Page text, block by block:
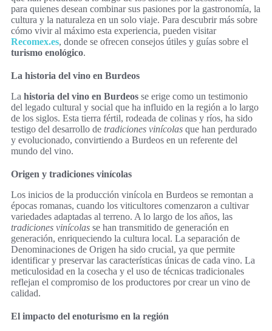
para quienes desean combinar sus pasiones por la gastronomía, la
cultura y la naturaleza en un solo viaje. Para descubrir más sobre
cómo vivir al máximo esta experiencia, pueden visitar
Recomex.es, donde se ofrecen consejos útiles y guías sobre el
turismo enológico.
La historia del vino en Burdeos
La historia del vino en Burdeos se erige como un testimonio
del legado cultural y social que ha influido en la región a lo largo
de los siglos. Esta tierra fértil, rodeada de colinas y ríos, ha sido
testigo del desarrollo de tradiciones vinícolas que han perdurado
y evolucionado, convirtiendo a Burdeos en un referente del
mundo del vino.
Origen y tradiciones vinícolas
Los inicios de la producción vinícola en Burdeos se remontan a
épocas romanas, cuando los viticultores comenzaron a cultivar
variedades adaptadas al terreno. A lo largo de los años, las
tradiciones vinícolas se han transmitido de generación en
generación, enriqueciendo la cultura local. La separación de
Denominaciones de Origen ha sido crucial, ya que permite
identificar y preservar las características únicas de cada vino. La
meticulosidad en la cosecha y el uso de técnicas tradicionales
reflejan el compromiso de los productores por crear un vino de
calidad.
El impacto del enoturismo en la región